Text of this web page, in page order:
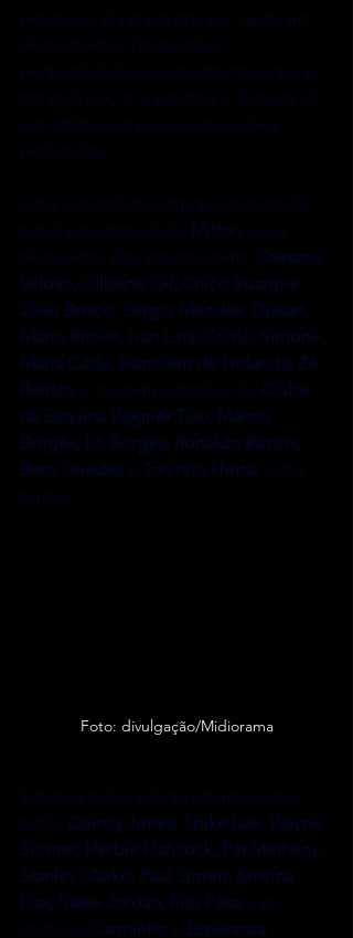
processo, ela e sua equipe captaram
depoimentos de grandes
personalidades que tentam expressar,
em palavras, o impacto e o alcance de
um artista que provoca emoções
profundas.
Uma constelação impressionante de
estrelas tenta traduzir Milton e sua
obra, entre eles nomes como Caetano
Veloso, Gilberto Gil, Chico Buarque,
João Bosco, Sergio Mendes, Djavan,
Mano Brown, Ivan Lins, Criolo, Simone,
Maria Gadú, Hamilton de Holanda, Zé
Renato e os companheiros do Clube
da Esquina Wagner Tiso, Márcio
Borges, Lô Borges, Ronaldo Bastos,
Beto Guedes e Toninho Horta , entre
outros.
Foto: divulgação/Midiorama
Entre os admiradores internacionais
estão Quincy Jones, Spike Lee, Wayne
Shorter, Herbie Hancock, Pat Metheny,
Stanley Clarke, Paul Simon, Krishna
Das, Steve Jordan, Fito Páez e as
cantoras Carminho e Esperanza